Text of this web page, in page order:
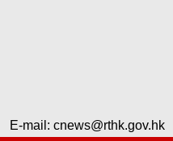
E-mail: cnews@rthk.gov.hk